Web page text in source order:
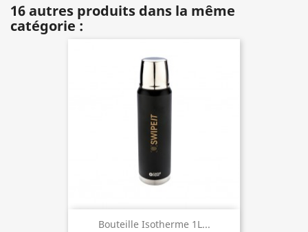
16 autres produits dans la même
catégorie :
Bouteille Isotherme 1L...